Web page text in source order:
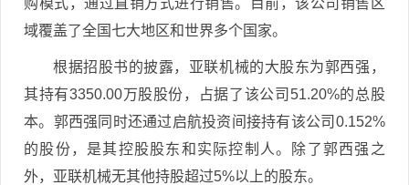
购模式，通过直销方式进行销售。目前，该公司销售区
域覆盖了全国七大地区和世界多个国家。
根据招股书的披露，亚联机械的大股东为郭西强，
其持有3350.00万股股份，占据了该公司51.20%的总股
本。郭西强同时还通过启航投资间接持有该公司0.152%
的股份，是其控股股东和实际控制人。除了郭西强之
外，亚联机械无其他持股超过5%以上的股东。